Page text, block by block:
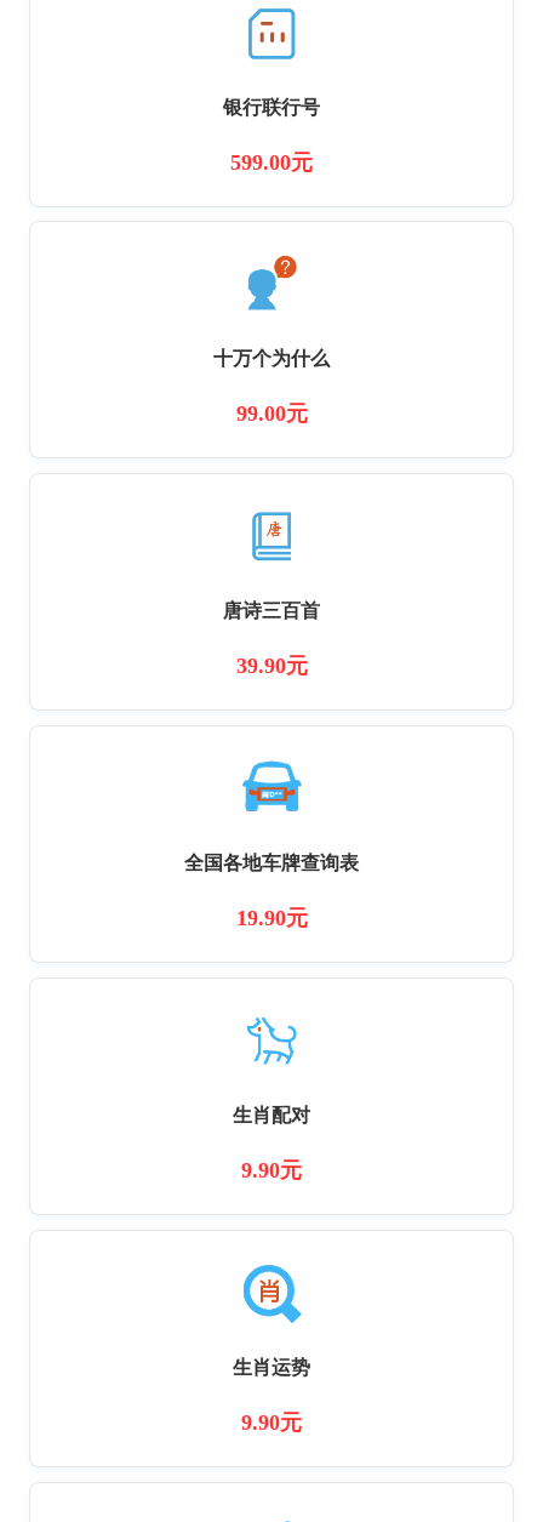
银行联行号
599.00元
十万个为什么
99.00元
唐诗三百首
39.90元
全国各地车牌查询表
19.90元
生肖配对
9.90元
生肖运势
9.90元